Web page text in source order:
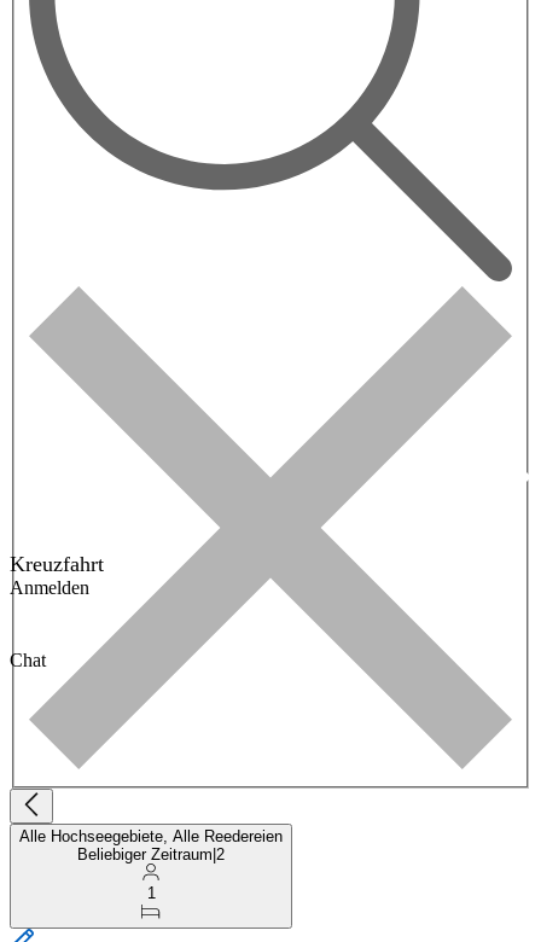
Kreuzfahrt
Anmelden
Chat
Alle Hochseegebiete, Alle Reedereien
Beliebiger Zeitraum 2
1